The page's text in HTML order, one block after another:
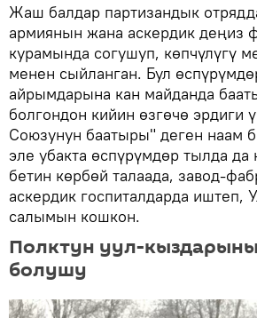
Жаш балдар партизандык
армиянын жана аскердик деңиз
курамында согушуп, көпчүлүгү
менен сыйланган. Бул
айрымдарына кан майданда
болгондон кийин өзгөчө эрдиги
Союзунун баатыры" деген наам
эле убакта өспүрүмдөр тылда да
бетин көрбөй талаада, завод-
аскердик госпиталдарда иштеп,
салымын кошкон.
Полктун уул-
болушу